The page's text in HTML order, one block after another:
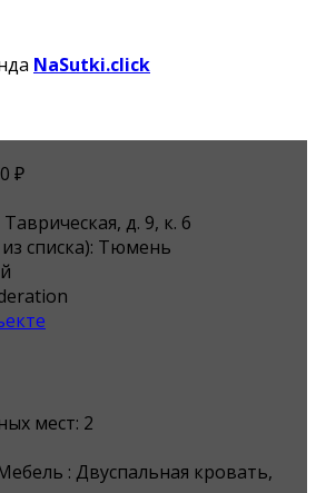
NaSutki.click
₽
д. 9, к. 6
списка): Тюмень
мест: 2
: Двуспальная кровать,